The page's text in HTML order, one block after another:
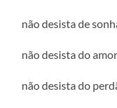
não desista de
não desista do amor,
não desista do